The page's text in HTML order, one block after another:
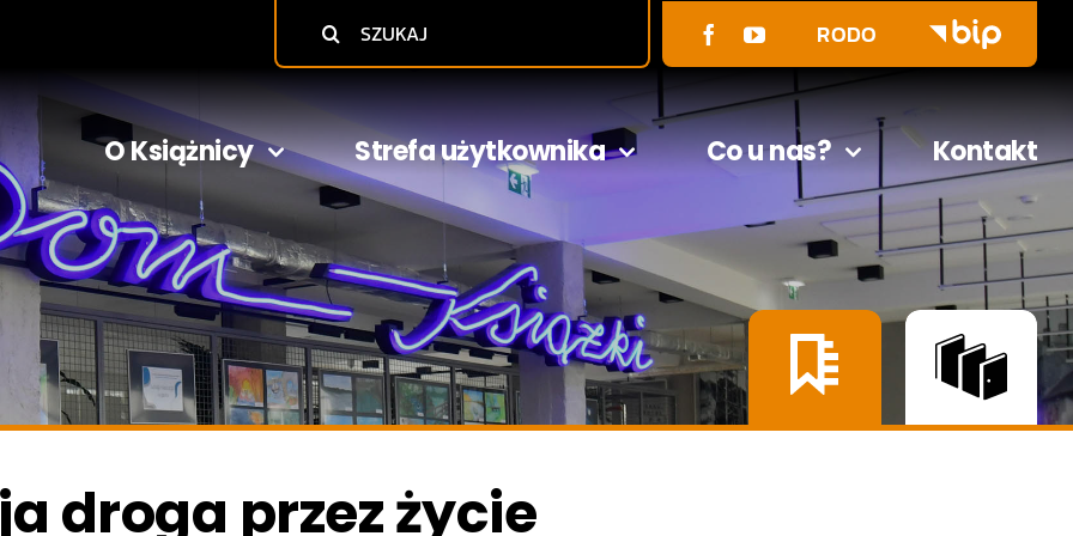
RODO
O Książnicy Strefa użytkownika Co u nas? Kontakt
droga przez życie